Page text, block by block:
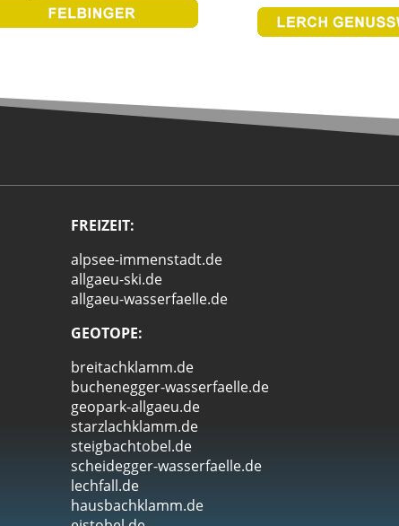
FREIZEIT:
alpsee-immenstadt.de
allgaeu-ski.de
allgaeu-wasserfaelle.de
GEOTOPE:
breitachklamm.de
buchenegger-wasserfaelle.de
geopark-allgaeu.de
starzlachklamm.de
steigbachtobel.de
scheidegger-wasserfaelle.de
lechfall.de
hausbachklamm.de